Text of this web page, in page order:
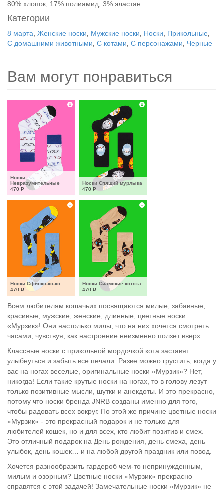
80% хлопок, 17% полиамид, 3% эластан
Категории
8 марта Женские носки Мужские носки Носки Прикольные
С домашними животными С котами С персонажами Черные
Вам могут понравиться
Носки
Невразумительные
470 Р
Носки Спящий мурлыка
470 Р
Носки Сфинкс-кс-кс
470 Р
Носки Сиамские котята
470 Р
Всем любителям кошачьих посвящаются милые, забавные,
красивые, мужские, женские, длинные, цветные носки
«Мурзик»! Они настолько милы, что на них хочется смотреть
часами, чувствуя, как настроение неизменно ползет вверх.
Классные носки с прикольной мордочкой кота заставят
улыбнуться и забыть все печали. Разве можно грустить, когда у
вас на ногах веселые, оригинальные носки «Мурзик»? Нет,
никогда! Если такие крутые носки на ногах, то в голову лезут
только позитивные мысли, шутки и анекдоты. И это прекрасно,
потому что носки бренда JNRB созданы именно для того,
чтобы радовать всех вокруг. По этой же причине цветные носки
«Мурзик» - это прекрасный подарок и не только для
любителей кошек, но и для всех, кто любит позитив и смех.
Это отличный подарок на День рождения, день смеха, день
улыбок, день кошек… и на любой другой праздник или повод.
Хочется разнообразить гардероб чем-то непринужденным,
милым и озорным? Цветные носки «Мурзик» прекрасно
справятся с этой задачей! Замечательные носки «Мурзик» не